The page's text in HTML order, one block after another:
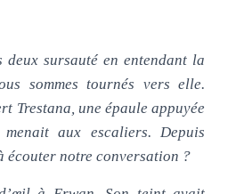
deux sursauté en entendant la
sommes tournés vers elle.
Trestana, une épaule appuyée
aux escaliers. Depuis
écouter notre conversation ?